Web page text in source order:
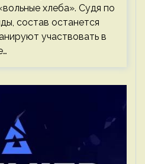
хлеба». Судя по
состав останется
участвовать в